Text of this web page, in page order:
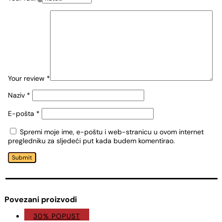
Your review *
Naziv *
E-pošta *
Spremi moje ime, e-poštu i web-stranicu u ovom internet
pregledniku za sljedeći put kada budem komentirao.
Submit
Povezani proizvodi
30% POPUST